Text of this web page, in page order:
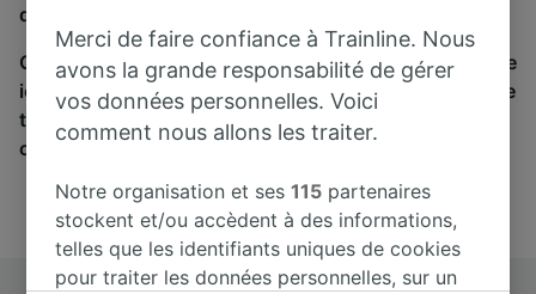
de trajets et les prix des voyages, en train et en bus.
Qu’importe votre destination, votre voyage commence
ici. Nous collaborons avec plus de 170 compagnies de
train et de bus. Consultez et achetez vos billets sur
cette page.
Merci de faire confiance à Trainline. Nous
avons la grande responsabilité de gérer
vos données personnelles. Voici
comment nous allons les traiter.
Notre organisation et ses115 partenaires
stockent et/ou accèdent à des informations,
telles que les identifiants uniques de cookies
pour traiter les données personnelles, sur un